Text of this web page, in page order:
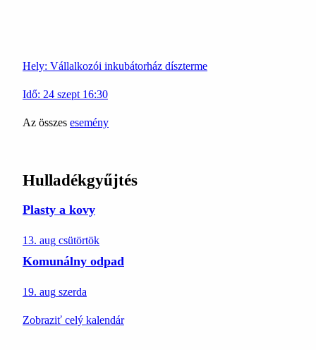
Hely: Vállalkozói inkubátorház díszterme
Idő: 24 szept 16:30
Az összes esemény
Hulladékgyűjtés
Plasty a kovy
13. aug csütörtök
Komunálny odpad
19. aug szerda
Zobraziť celý kalendár